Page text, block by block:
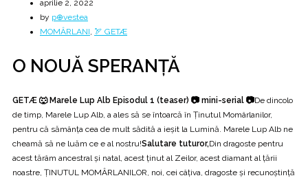
aprilie 2, 2022
by p⊕vestea
MOMÂRLANI, 🏹 GETÆ
O NOUĂ SPERANȚĂ
GETÆ 🐺 Marele Lup Alb Episodul 1 (teaser) 📷 mini-serial 📷De dincolo
de timp, Marele Lup Alb, a ales să se întoarcă în Ţinutul Momârlanilor,
pentru că sămânţa cea de mult sădită a ieşit la Lumină. Marele Lup Alb ne
cheamă să ne luăm ce e al nostru!Salutare tuturor,Din dragoste pentru
acest tărâm ancestral şi natal, acest ţinut al Zeilor, acest diamant al ţării
noastre, ŢINUTUL MOMÂRLANILOR, noi, cei câţiva, dragoste şi recunoştinţă